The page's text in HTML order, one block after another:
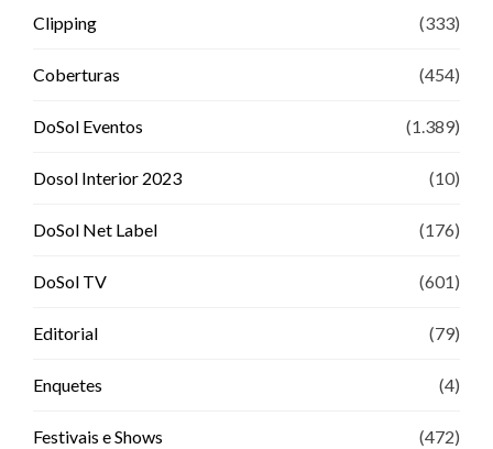
Clipping (333)
Coberturas (454)
DoSol Eventos (1.389)
Dosol Interior 2023 (10)
DoSol Net Label (176)
DoSol TV (601)
Editorial (79)
Enquetes (4)
Festivais e Shows (472)